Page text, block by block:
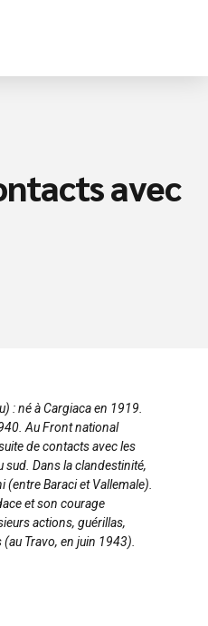
avec
: né à Cargiaca en 1919.
Au Front national
de contacts avec les
Dans la clandestinité,
(entre Baraci et Vallemale).
et son courage
actions, guérillas,
Travo, en juin 1943).